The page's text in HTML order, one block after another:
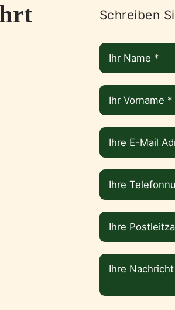
Schreiben